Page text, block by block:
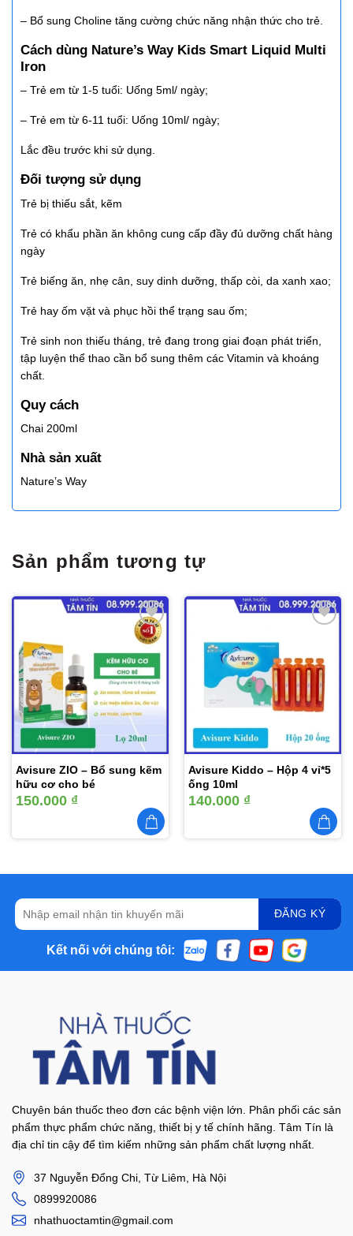
– Bổ sung Choline tăng cường chức năng nhận thức cho trẻ.
Cách dùng Nature’s Way Kids Smart Liquid Multi
Iron
– Trẻ em từ 1-5 tuổi: Uống 5ml/ ngày;
– Trẻ em từ 6-11 tuổi: Uống 10ml/ ngày;
Lắc đều trước khi sử dụng.
Đối tượng sử dụng
Trẻ bị thiếu sắt, kẽm
Trẻ có khẩu phần ăn không cung cấp đầy đủ dưỡng chất hàng
ngày
Trẻ biếng ăn, nhẹ cân, suy dinh dưỡng, thấp còi, da xanh xao;
Trẻ hay ốm vặt và phục hồi thể trạng sau ốm;
Trẻ sinh non thiếu tháng, trẻ đang trong giai đoạn phát triển,
tập luyện thể thao cần bổ sung thêm các Vitamin và khoáng
chất.
Quy cách
Chai 200ml
Nhà sản xuất
Nature’s Way
Sản phẩm tương tự
Thêm
vào
yêu
thích
Avisure ZIO – Bổ sung kẽm
hữu cơ cho bé
150.000 ₫
vào
yêu
thích
Avisure Kiddo – Hộp 4 vỉ*5
ống 10ml
140.000 ₫
Kết nối với chúng tôi:
Chuyên bán thuốc theo đơn các bệnh viện lớn. Phân phối các sản
phẩm thực phẩm chức năng, thiết bị y tế chính hãng. Tâm Tín là
địa chỉ tin cậy để tìm kiếm những sản phẩm chất lượng nhất.
37 Nguyễn Đổng Chi, Từ Liêm, Hà Nội
0899920086
nhathuoctamtin@gmail.com